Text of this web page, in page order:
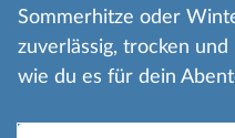
Sommerhitze oder
zuverlässig, trocken
wie du es für dein